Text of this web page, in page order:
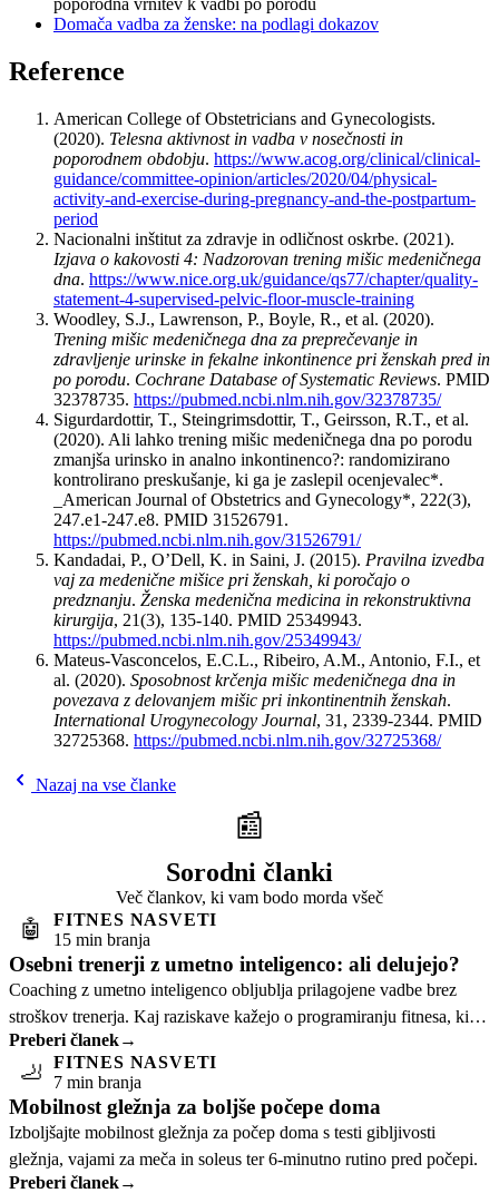
poporodna vrnitev k vadbi po porodu
Domača vadba za ženske: na podlagi dokazov
Reference
American College of Obstetricians and Gynecologists.
(2020). Telesna aktivnost in vadba v nosečnosti in
poporodnem obdobju. https://www.acog.org/clinical/clinical-
guidance/committee-opinion/articles/2020/04/physical-
activity-and-exercise-during-pregnancy-and-the-postpartum-
period
Nacionalni inštitut za zdravje in odličnost oskrbe. (2021).
Izjava o kakovosti 4: Nadzorovan trening mišic medeničnega
dna. https://www.nice.org.uk/guidance/qs77/chapter/quality-
statement-4-supervised-pelvic-floor-muscle-training
Woodley, S.J., Lawrenson, P., Boyle, R., et al. (2020).
Trening mišic medeničnega dna za preprečevanje in
zdravljenje urinske in fekalne inkontinence pri ženskah pred in
po porodu. Cochrane Database of Systematic Reviews. PMID
32378735. https://pubmed.ncbi.nlm.nih.gov/32378735/
Sigurdardottir, T., Steingrimsdottir, T., Geirsson, R.T., et al.
(2020). Ali lahko trening mišic medeničnega dna po porodu
zmanjša urinsko in analno inkontinenco?: randomizirano
kontrolirano preskušanje, ki ga je zaslepil ocenjevalec*.
_American Journal of Obstetrics and Gynecology*, 222(3),
247.e1-247.e8. PMID 31526791.
https://pubmed.ncbi.nlm.nih.gov/31526791/
Kandadai, P., O’Dell, K. in Saini, J. (2015). Pravilna izvedba
vaj za medenične mišice pri ženskah, ki poročajo o
predznanju. Ženska medenična medicina in rekonstruktivna
kirurgija, 21(3), 135-140. PMID 25349943.
https://pubmed.ncbi.nlm.nih.gov/25349943/
Mateus-Vasconcelos, E.C.L., Ribeiro, A.M., Antonio, F.I., et
al. (2020). Sposobnost krčenja mišic medeničnega dna in
povezava z delovanjem mišic pri inkontinentnih ženskah.
International Urogynecology Journal, 31, 2339-2344. PMID
32725368. https://pubmed.ncbi.nlm.nih.gov/32725368/
Nazaj na vse članke
📰
Sorodni članki
Več člankov, ki vam bodo morda všeč
🤖
FITNES NASVETI
15 min branja
Osebni trenerji z umetno inteligenco: ali delujejo?
Coaching z umetno inteligenco obljublja prilagojene vadbe brez
stroškov trenerja. Kaj raziskave kažejo o programiranju fitnesa, ki
temelji na aplikacijah.
Preberi članek→
🦶
FITNES NASVETI
7 min branja
Mobilnost gležnja za boljše počepe doma
Izboljšajte mobilnost gležnja za počep doma s testi gibljivosti
gležnja, vajami za meča in soleus ter 6-minutno rutino pred počepi.
Preberi članek→